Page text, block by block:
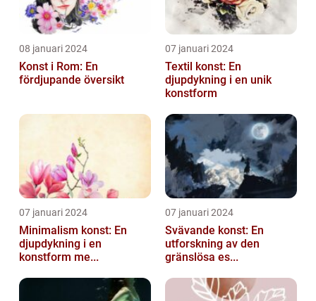
08 januari 2024
Konst i Rom: En
fördjupande översikt
07 januari 2024
Textil konst: En
djupdykning i en unik
konstform
07 januari 2024
Minimalism konst: En
djupdykning i en
konstform me...
07 januari 2024
Svävande konst: En
utforskning av den
gränslösa es...